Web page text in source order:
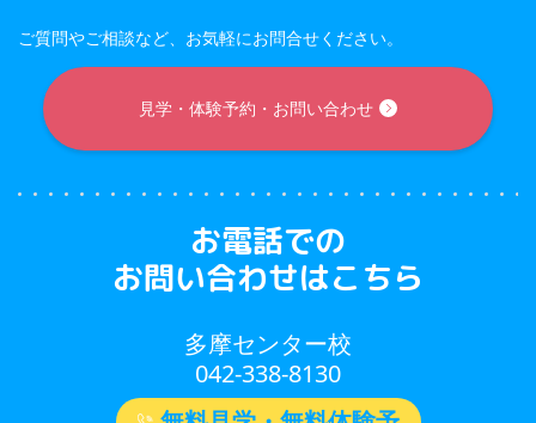
ご質問やご相談など、お気軽にお問合せください。
見学・体験予約・お問い合わせ
お電話での
お問い合わせはこちら
多摩センター校
042-338-8130